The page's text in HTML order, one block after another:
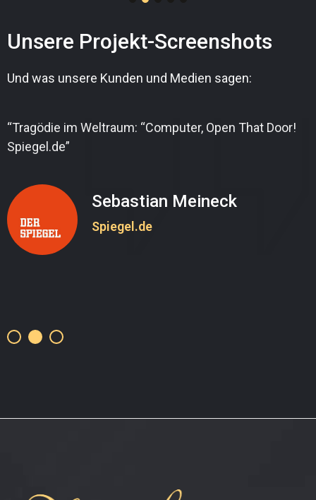
Unsere Projekt-Screenshots
Und was unsere Kunden und Medien sagen:
“Tragödie im Weltraum: “Computer, Open That Door!
Spiegel.de”
Sebastian Meineck
Spiegel.de